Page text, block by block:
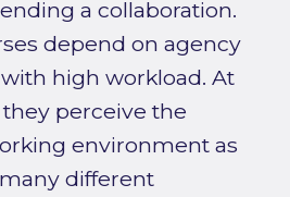
a collaboration.
depend on agency
high workload. At
perceive the
environment as
different